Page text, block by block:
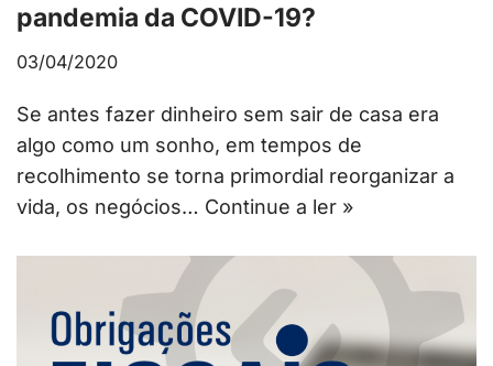
pandemia da COVID-19?
03/04/2020
Se antes fazer dinheiro sem sair de casa era
algo como um sonho, em tempos de
recolhimento se torna primordial reorganizar a
vida, os negócios… Continue a ler »